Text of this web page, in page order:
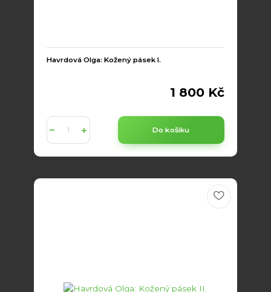
Havrdová Olga: Kožený pásek I.
1 800 Kč
Do košíku